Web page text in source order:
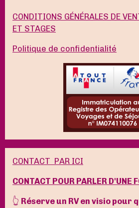
CONDITIONS GÉNÉRALES DE
ET STAGES
Politique de confidentialité
CONTACT PAR ICI
CONTACT POUR PARLER D'UNE
👆 Réserve un RV en visio pour